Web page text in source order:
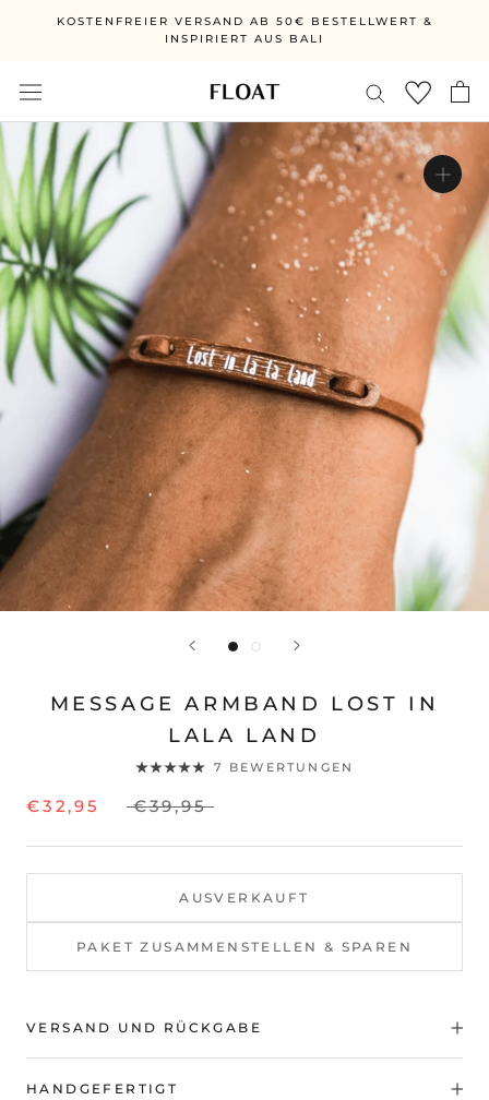
KOSTENFREIER VERSAND AB 50€ BESTELLWERT &
INSPIRIERT AUS BALI
MESSAGE ARMBAND LOST IN
LALA LAND
7 BEWERTUNGEN
€32,95 €39,95
AUSVERKAUFT
PAKET ZUSAMMENSTELLEN & SPAREN
VERSAND UND RÜCKGABE
HANDGEFERTIGT